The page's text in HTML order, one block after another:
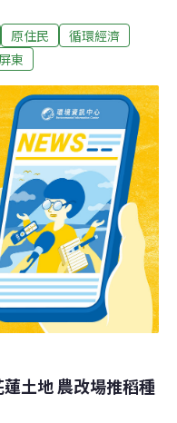
座雜草叢生的咖啡
。杜岱蓁是排灣族
，傳給媽媽現在再傳給
米，還有芋頭、芭
實她還少說了五種，樹
樹。這片小園子長滿雜
這裡種了12種作物，其
收期。跟著祖先的腳步
材。務農不只是她的興
到一半，岱蓁的媽媽和
人一起採收紅藜，速度
原住民
循環經濟
屏東
土地 農改場推稻種